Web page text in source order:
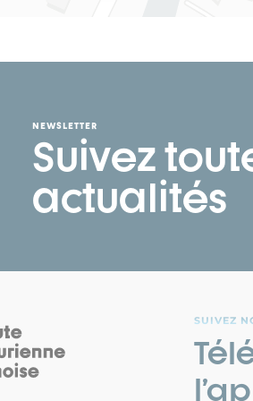
NEWSLETTER
Suivez
actualités
SUIVEZ